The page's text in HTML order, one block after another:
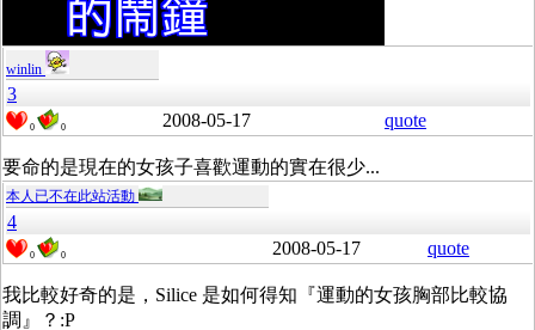
winlin
3
0 0 2008-05-17 quote
要命的是現在的女孩子喜歡運動的實在很少...
本人已不在此站活動
4
0 0 2008-05-17 quote
我比較好奇的是，Silice 是如何得知『運動的女孩胸部比較協
調』？:P